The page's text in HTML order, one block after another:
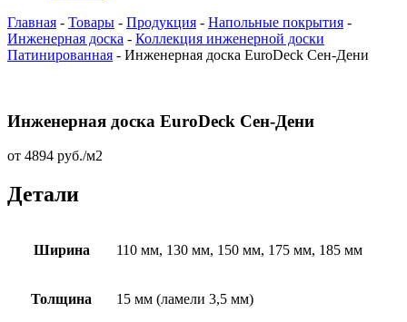
Главная - Товары - Продукция - Напольные покрытия -
Инженерная доска - Коллекция инженерной доски
Патинированная - Инженерная доска EuroDeck Сен-Дени
Инженерная доска EuroDeck Сен-Дени
от 4894 руб./м2
Детали
Ширина 110 мм, 130 мм, 150 мм, 175 мм, 185 мм
Толщина 15 мм (ламели 3,5 мм)